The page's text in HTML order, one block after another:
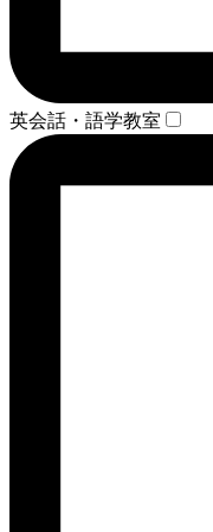
英会話・語学教室